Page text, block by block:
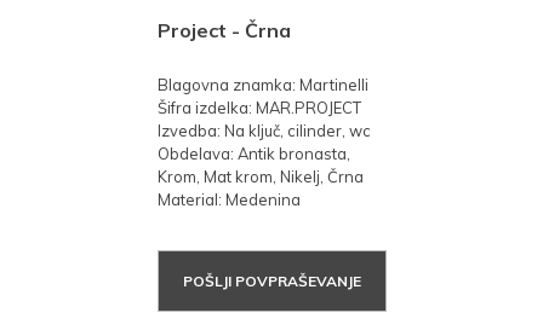
Project - Črna
Blagovna znamka: Martinelli
Šifra izdelka: MAR.PROJECT
Izvedba: Na ključ, cilinder, wc
Obdelava: Antik bronasta,
Krom, Mat krom, Nikelj, Črna
Material: Medenina
POŠLJI POVPRAŠEVANJE